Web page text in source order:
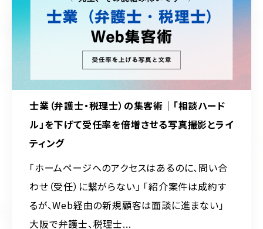
士業（弁護士・税理士）の集客術｜「相談ハード
ル」を下げて受任率を倍増させる写真撮影とライ
ティング
「ホームページへのアクセスはあるのに、問い合
わせ（受任）に繋がらない」 「紹介案件は成約す
るが、Web経由の新規顧客は面談に進まない」
大阪で弁護士、税理士...